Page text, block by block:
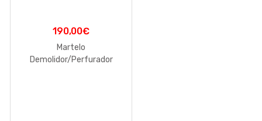
190,00€
Martelo
Demolidor/Perfurador